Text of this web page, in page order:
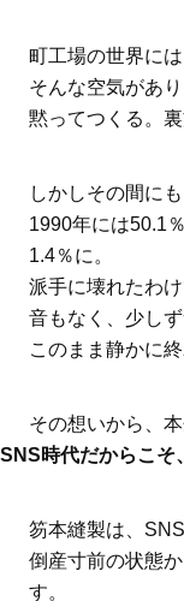
町工場の世界に
そんな空気があり
黙ってつくる。
しかしその間に
1990年には50.1
1.4％に。
派手に壊れたわ
音もなく、少し
このまま静かに
その想いから、
SNS時代だからこそ
笏本縫製は、
倒産寸前の状態
す。